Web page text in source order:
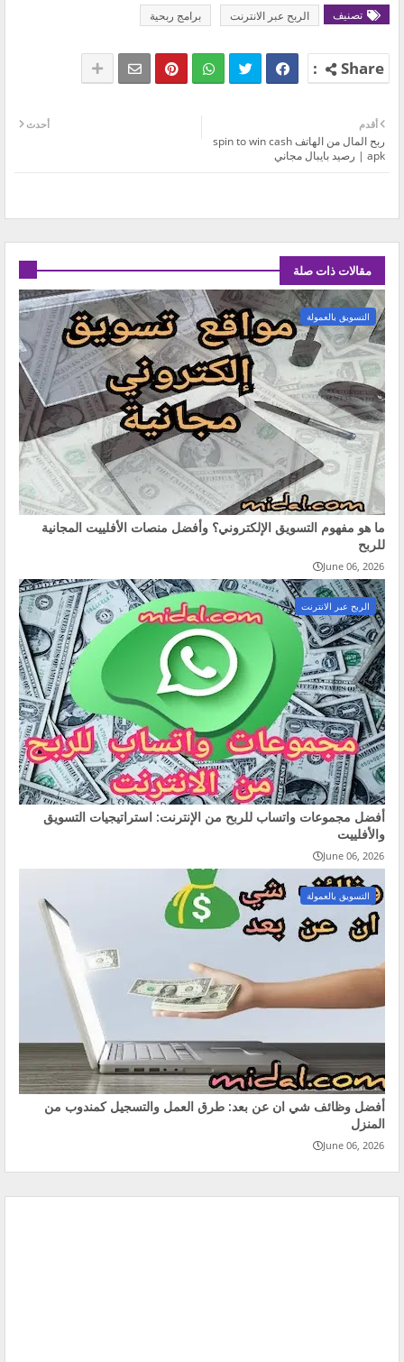
تصنيف الربح عبر الانترنت برامج ربحية
أحدث أقدم
ربح المال من الهاتف spin to win cash
apk | رصيد بايبال مجاني
مقالات ذات صلة
التسويق بالعمولة
ما هو مفهوم التسويق الإلكتروني؟ وأفضل منصات الأفلييت المجانية
للربح
June 06, 2026
الربح عبر الانترنت
أفضل مجموعات واتساب للربح من الإنترنت: استراتيجيات التسويق
والأفلييت
June 06, 2026
التسويق بالعمولة
أفضل وظائف شي ان عن بعد: طرق العمل والتسجيل كمندوب من
المنزل
June 06, 2026